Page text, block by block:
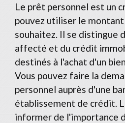
Le prêt personnel est un
pouvez utiliser le
souhaitez. Il se distingue
affecté et du crédit
destinés à l'achat d'un
Vous pouvez faire la
personnel auprès d'une
établissement de crédit.
informer de l'importance